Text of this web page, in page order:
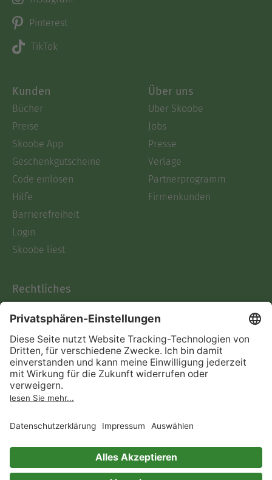
Pinterest
TikTok
Kunden
Bücher
Preise
Skoobe App
Geschenkgutscheine
Code einlösen
Hilfe
Barrierefreiheit
Login
Skoobe liest
Über uns
Über Skoobe
Jobs
Presse
Verlage
Partnerprogramm
Firmenkunden
Rechtliches
AGB
Informationen nach Data
Act
Verträge hier kündigen
Impressum
Immer ein gutes Buch